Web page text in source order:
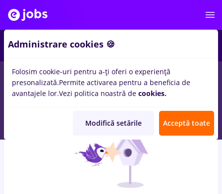
locuri de muncacu salarii magazin, Full timeinRemote (de
acasa)pentruStudent, Fara experienta inConstructii /
Instalatii, IT / Telecom
Administrare cookies 🍪
Folosim cookie-uri pentru a-ți oferi o experiență
presonalizată.Permite activarea pentru a beneficia de
avantajele lor.Vezi politica noastră de cookies.
Modifică setările Acceptă toate